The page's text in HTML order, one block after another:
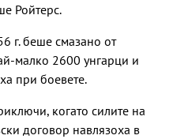
Ройтерс.
г. беше смазано от
малко 2600 унгарци и
при боевете.
когато силите на
договор навлязоха в